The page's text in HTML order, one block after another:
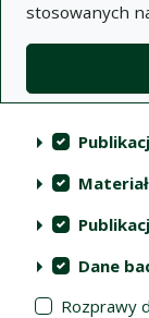
stosowanych
Kolekcje
Lista
Filtry
Akcje na
Kolekcje
Dane
Rozprawy